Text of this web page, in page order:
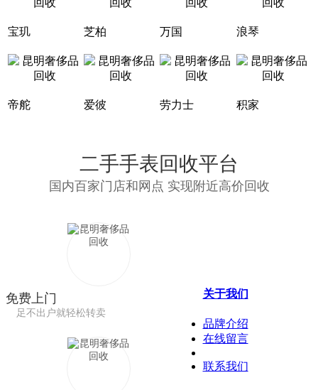
宝玑 芝柏 万国 浪琴
帝舵 爱彼 劳力士 积家
二手手表回收平台
国内百家门店和网点 实现附近高价回收
免费上门
足不出户就轻松转卖
关于我们
品牌介绍
在线留言
联系我们